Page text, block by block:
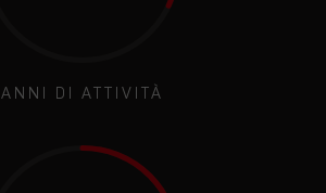
ANNI DI ATTIVITÀ